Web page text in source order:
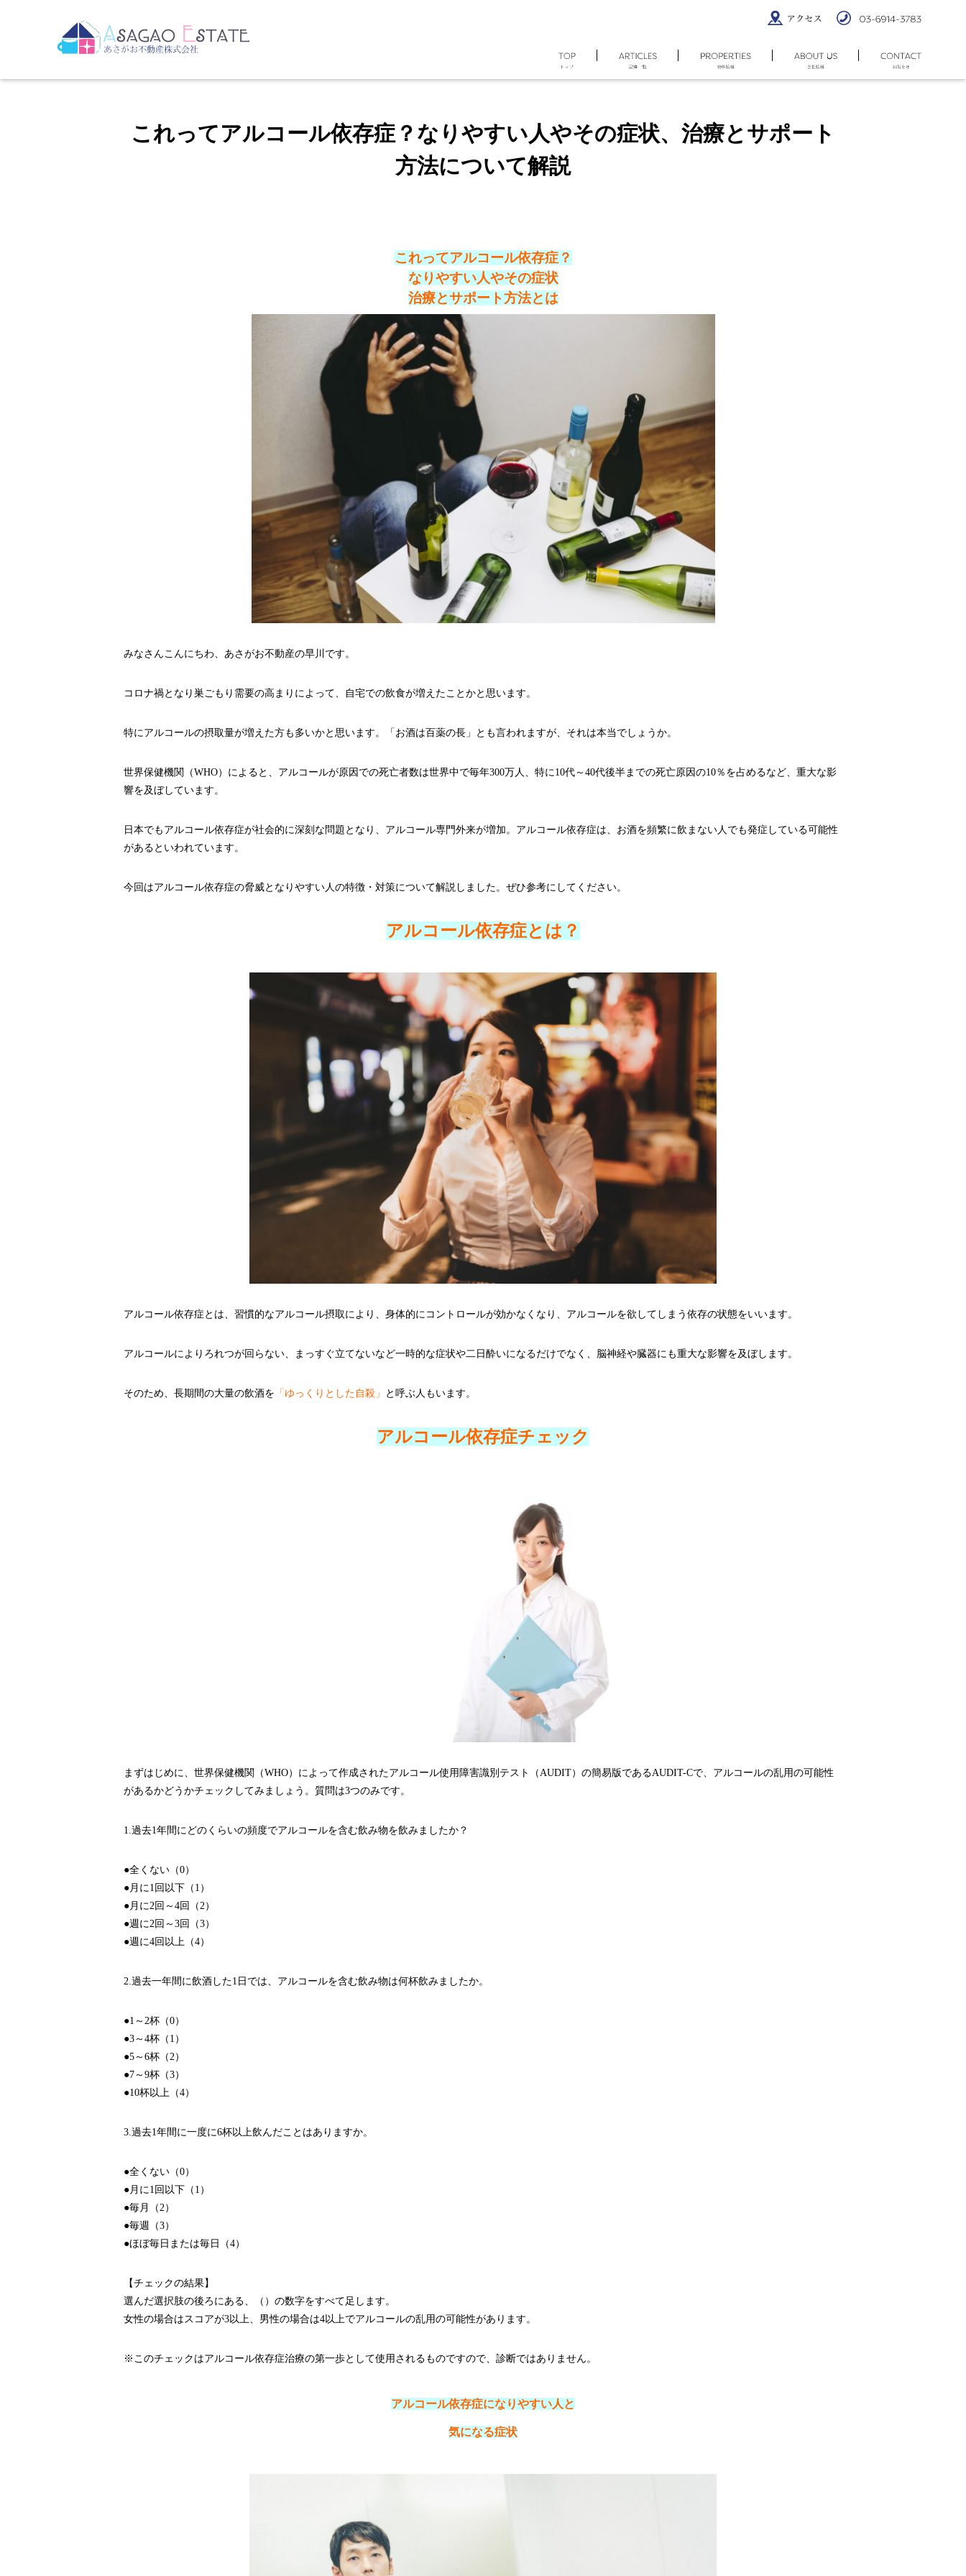
HOME お知らせ
これってアルコール依存症？なりやすい人やその症状、治療とサポート
方法について解説
これってアルコール依存症？
なりやすい人やその症状
治療とサポート方法とは
みなさんこんにちわ、あさがお不動産の早川です。
コロナ禍となり巣ごもり需要の高まりによって、自宅での飲食が増えたことかと思います。
特にアルコールの摂取量が増えた方も多いかと思います。「お酒は百薬の長」とも言われますが、それは本当でしょうか。
世界保健機関（WHO）によると、アルコールが原因での死亡者数は世界中で毎年300万人、特に10代～40代後半までの死亡原因の10％を占めるなど、重大な影
響を及ぼしています。
日本でもアルコール依存症が社会的に深刻な問題となり、アルコール専門外来が増加。アルコール依存症は、お酒を頻繁に飲まない人でも発症している可能性
があるといわれています。
今回はアルコール依存症の脅威となりやすい人の特徴・対策について解説しました。ぜひ参考にしてください。
アルコール依存症とは？
アルコール依存症とは、習慣的なアルコール摂取により、身体的にコントロールが効かなくなり、アルコールを欲してしまう依存の状態をいいます。
アルコールによりろれつが回らない、まっすぐ立てないなど一時的な症状や二日酔いになるだけでなく、脳神経や臓器にも重大な影響を及ぼします。
そのため、長期間の大量の飲酒を 「ゆっくりとした自殺」 と呼ぶ人もいます。
アルコール依存症チェック
まずはじめに、世界保健機関（WHO）によって作成されたアルコール使用障害識別テスト（AUDIT）の簡易版であるAUDIT-Cで、アルコールの乱用の可能性
があるかどうかチェックしてみましょう。質問は3つのみです。
1.過去1年間にどのくらいの頻度でアルコールを含む飲み物を飲みましたか？
●全くない（0）
●月に1回以下（1）
●月に2回～4回（2）
●週に2回～3回（3）
●週に4回以上（4）
2.過去一年間に飲酒した1日では、アルコールを含む飲み物は何杯飲みましたか。
●1～2杯（0）
●3～4杯（1）
●5～6杯（2）
●7～9杯（3）
●10杯以上（4）
3.過去1年間に一度に6杯以上飲んだことはありますか。
●全くない（0）
●月に1回以下（1）
●毎月（2）
●毎週（3）
●ほぼ毎日または毎日（4）
【チェックの結果】
選んだ選択肢の後ろにある、（）の数字をすべて足します。
女性の場合はスコアが3以上、男性の場合は4以上でアルコールの乱用の可能性があります。
※このチェックはアルコール依存症治療の第一歩として使用されるものですので、診断ではありません。
アルコール依存症になりやすい人と
気になる症状